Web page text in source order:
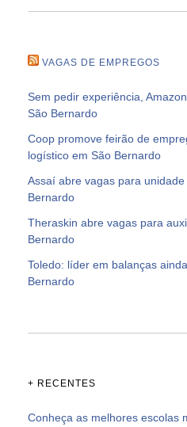
VAGAS DE EMPREGOS
Sem pedir experiência,
São Bernardo
Coop promove feirão de
logístico em São Bernardo
Assaí abre vagas para
Bernardo
Theraskin abre vagas para
Bernardo
Toledo: líder em balanças
Bernardo
+ RECENTES
Conheça as melhores escolas